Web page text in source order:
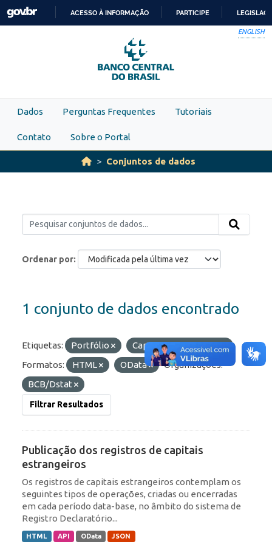
Skip to main content
PARA
O
CONTEÚDO
ACESSO À INFORMAÇÃO PARTICIPE
ENGLISH
Dados Perguntas Frequentes Tutoriais
Contato Sobre o Portal
Conjuntos de dados
Ordenar por
1 conjunto de dados encontrado
Etiquetas: Portfólio
Capitais Estrangeiros
Formatos:
HTML OData
Organizações:
BCB/Dstat
Filtrar Resultados
Publicação dos registros de capitais
estrangeiros
Os registros de capitais estrangeiros contemplam os
seguintes tipos de operações, criadas ou encerradas
em cada período data-base, no âmbito do sistema de
Registro Declaratório...
HTML API OData JSON